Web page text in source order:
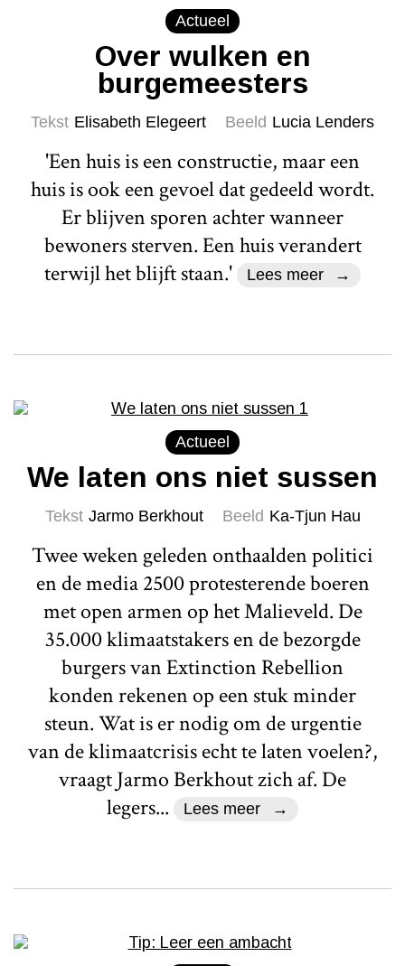
Actueel
Over wulken en
burgemeesters
Tekst Elisabeth Elegeert Beeld Lucia Lenders
'Een huis is een constructie, maar een
huis is ook een gevoel dat gedeeld wordt.
Er blijven sporen achter wanneer
bewoners sterven. Een huis verandert
terwijl het blijft staan.'
Lees meer
Actueel
We laten ons niet sussen
Tekst Jarmo Berkhout Beeld Ka-Tjun Hau
Twee weken geleden onthaalden politici
en de media 2500 protesterende boeren
met open armen op het Malieveld. De
35.000 klimaatstakers en de bezorgde
burgers van Extinction Rebellion
konden rekenen op een stuk minder
steun. Wat is er nodig om de urgentie
van de klimaatcrisis echt te laten voelen?,
vraagt Jarmo Berkhout zich af. De
legers...
Lees meer